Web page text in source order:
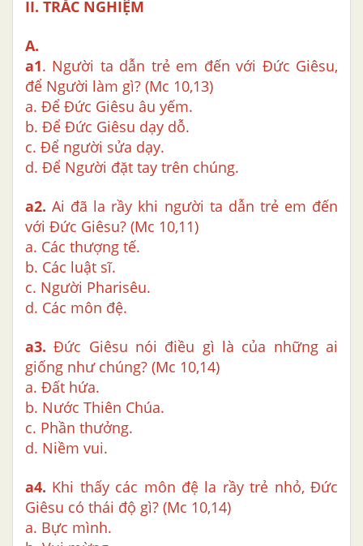
II. TRẮC NGHIỆM
A.
a1. Người ta dẫn trẻ em đến với Đức Giêsu,
để Người làm gì? (Mc 10,13)
a. Để Đức Giêsu âu yếm.
b. Để Đức Giêsu dạy dỗ.
c. Để người sửa dạy.
d. Để Người đặt tay trên chúng.
a2. Ai đã la rầy khi người ta dẫn trẻ em đến
với Đức Giêsu? (Mc 10,11)
a. Các thượng tế.
b. Các luật sĩ.
c. Người Pharisêu.
d. Các môn đệ.
a3. Đức Giêsu nói điều gì là của những ai
giống như chúng? (Mc 10,14)
a. Đất hứa.
b. Nước Thiên Chúa.
c. Phần thưởng.
d. Niềm vui.
a4. Khi thấy các môn đệ la rầy trẻ nhỏ, Đức
Giêsu có thái độ gì? (Mc 10,14)
a. Bực mình.